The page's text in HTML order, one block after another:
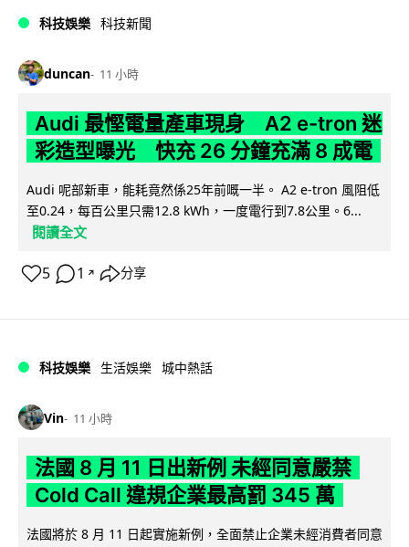
科技娛樂 科技新聞
duncan 11 小時
Audi 最慳電量產車現身 A2 e-tron 迷
彩造型曝光 快充 26 分鐘充滿 8 成電
Audi 呢部新車，能耗竟然係25年前嘅一半。 A2 e-tron 風阻低
至0.24，每百公里只需12.8 kWh，一度電行到7.8公里。6...
閱讀全文
5 1 ↗ 分享
科技娛樂 生活娛樂 城中熱話
Vin 11 小時
法國 8 月 11 日出新例 未經同意嚴禁
Cold Call 違規企業最高罰 345 萬
法國將於 8 月 11 日起實施新例，全面禁止企業未經消費者同意